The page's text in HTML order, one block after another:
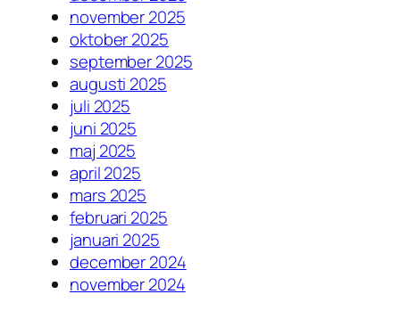
november 2025
oktober 2025
september 2025
augusti 2025
juli 2025
juni 2025
maj 2025
april 2025
mars 2025
februari 2025
januari 2025
december 2024
november 2024